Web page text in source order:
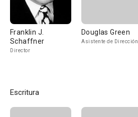
Franklin J.
Schaffner
Director
Douglas Green
Asistente de Dirección
Escritura